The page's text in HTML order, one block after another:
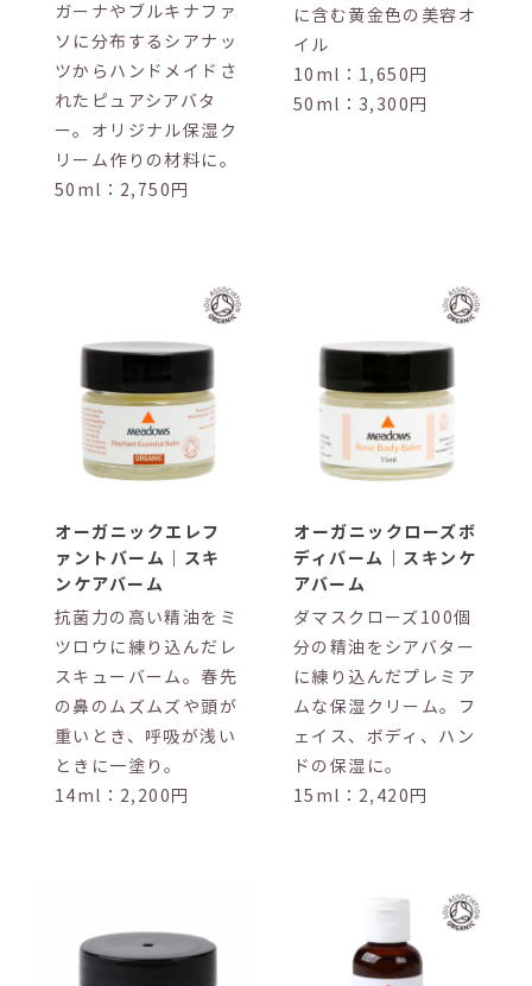
ガーナやブルキナファ
ソに分布するシアナッ
ツからハンドメイドさ
れたピュアシアバタ
ー。オリジナル保湿ク
リーム作りの材料に。
50ml：2,750円
に含む黄金色の美容オ
イル
10ml：1,650円
50ml：3,300円
オーガニックエレフ
ァントバーム｜スキ
ンケアバーム
抗菌力の高い精油をミ
ツロウに練り込んだレ
スキューバーム。春先
の鼻のムズムズや頭が
重いとき、呼吸が浅い
ときに一塗り。
14ml：2,200円
オーガニックローズボ
ディバーム｜スキンケ
アバーム
ダマスクローズ100個
分の精油をシアバター
に練り込んだプレミア
ムな保湿クリーム。フ
ェイス、ボディ、ハン
ドの保湿に。
15ml：2,420円